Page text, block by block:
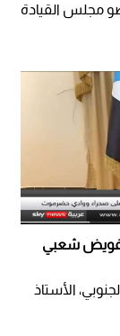
مجلس القيادة
تفويض شعبي
الأستاذ